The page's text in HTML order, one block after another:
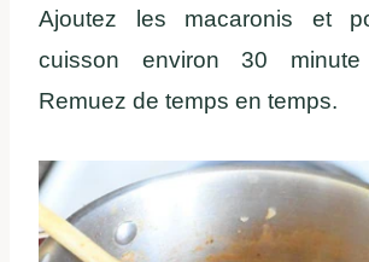
Ajoutez les macaronis et
cuisson environ 30
Remuez de temps en temps.